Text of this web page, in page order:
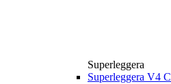
Superleggera
Superleggera V4